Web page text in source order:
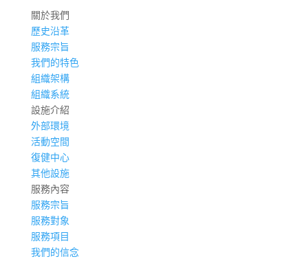
關
鍵
字:
關於我們
歷史沿革
服務宗旨
我們的特色
組織架構
組織系統
設施介紹
外部環境
活動空間
復健中心
其他設施
服務內容
服務宗旨
服務對象
服務項目
我們的信念